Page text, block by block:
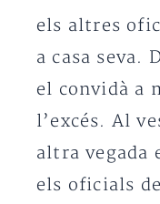
els altres
a casa seva.
el convidà a
l’excés. Al
altra vegada
els oficials